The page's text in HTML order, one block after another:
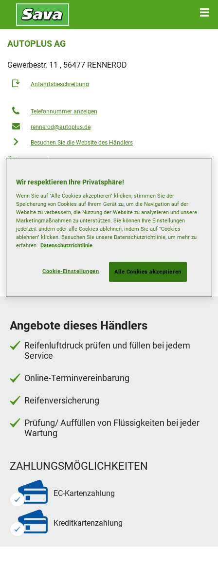
AUTOPLUS AG
Gewerbestr. 11 , 56477 RENNEROD
Anfahrtsbeschreibung
Telefonnummer anzeigen
rennerod@autoplus.de
Besuchen Sie die Website des Händlers
Öffnungszeiten
Mittwoch
07:30
18:30
Donnerstag
07:30
18:30
Freitag
07:30
18:30
Samstag
Geschlossen
Angebote dieses Händlers
Reifenluftdruck prüfen und füllen bei jedem
Service
Online-Terminvereinbarung
Reifenversicherung
Prüfung/ Auffüllen von Flüssigkeiten bei jeder
Wartung
ZAHLUNGSMÖGLICHKEITEN
EC-Kartenzahlung
Kreditkartenzahlung
Wir respektieren Ihre Privatsphäre!
Wenn Sie auf "Alle Cookies akzeptieren" klicken, stimmen Sie der
Speicherung von Cookies auf Ihrem Gerät zu, um die Navigation auf der
Website zu verbessern, die Nutzung der Website zu analysieren und unsere
Marketingmaßnahmen zu unterstützen. Sie können Ihre Einstellungen
jederzeit ändern oder alle Cookies ablehnen, indem Sie auf "Cookies
ablehnen" klicken. Besuchen Sie unsere Datenschutzrichtlinie, um mehr zu
erfahren. Datenschutzrichtlinie
Cookie-Einstellungen Alle Cookies akzeptieren